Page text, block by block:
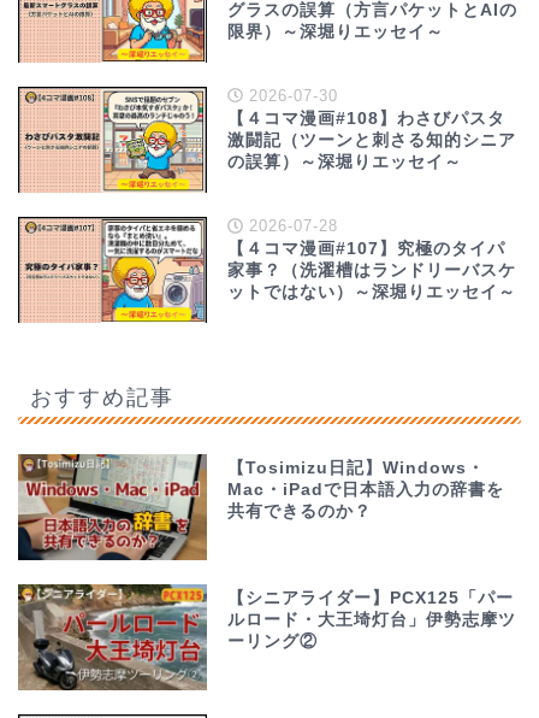
グラスの誤算（方言パケットとAIの
限界）～深堀りエッセイ～
2026-07-30
【４コマ漫画#108】わさびパスタ
激闘記（ツーンと刺さる知的シニア
の誤算）～深堀りエッセイ～
2026-07-28
【４コマ漫画#107】究極のタイパ
家事？（洗濯槽はランドリーバスケ
ットではない）～深堀りエッセイ～
おすすめ記事
【Tosimizu日記】Windows・
Mac・iPadで日本語入力の辞書を
共有できるのか？
【シニアライダー】PCX125「パー
ルロード・大王埼灯台」伊勢志摩ツ
ーリング②